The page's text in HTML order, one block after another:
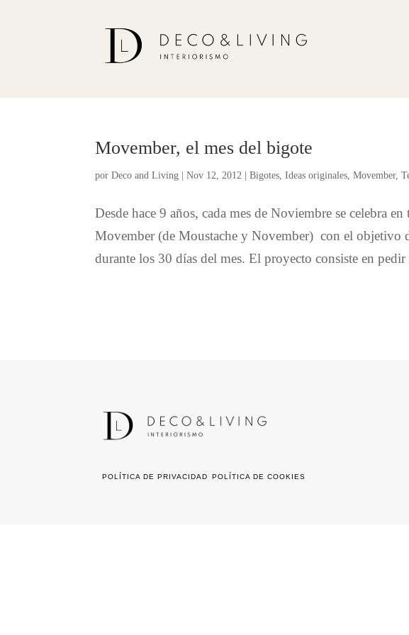
Movember, el mes del bigote
porDeco and Living |Nov 12, 2012 |Bigotes ,Ideas originales ,Movember,
Desde hace 9 años, cada mes de Noviembre se celebra
Movember (de Moustache y November) con el objetivo
durante los 30 días del mes. El proyecto consiste en
POLÍTICA DE PRIVACIDAD POLÍTICA DE COOKIES